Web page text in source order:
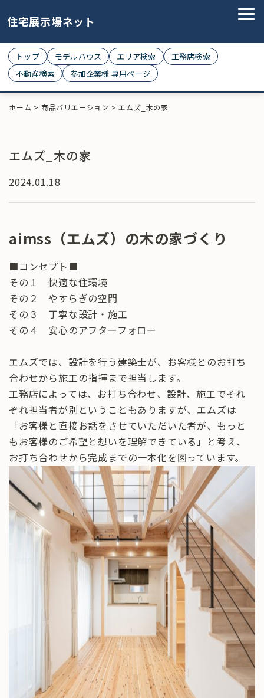
住宅展示場ネット
トップ モデルハウス エリア検索
工務店検索
不動産検索
参加企業様 専用ページ
ホーム > 商品バリエーション >エムズ_木の家
エムズ_木の家
2024.01.18
aimss（エムズ）の木の家づくり
■コンセプト■
その１ 快適な住環境
その２ やすらぎの空間
その３ 丁寧な設計・施工
その４ 安心のアフターフォロー
エムズでは、設計を行う建築士が、お客様とのお打ち
合わせから施工の指揮まで担当します。
工務店によっては、お打ち合わせ、設計、施工でそれ
ぞれ担当者が別ということもありますが、エムズは
「お客様と直接お話をさせていただいた者が、もっと
もお客様のご希望と想いを理解できている」と考え、
お打ち合わせから完成までの一本化を図っています。